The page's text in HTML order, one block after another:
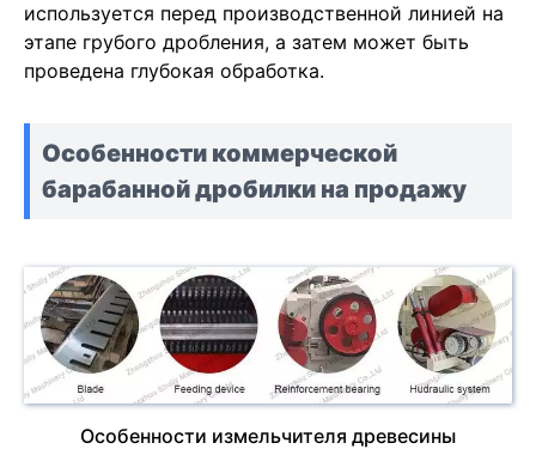
используется перед производственной линией на
этапе грубого дробления, а затем может быть
проведена глубокая обработка.
Особенности коммерческой
барабанной дробилки на продажу
Особенности измельчителя древесины